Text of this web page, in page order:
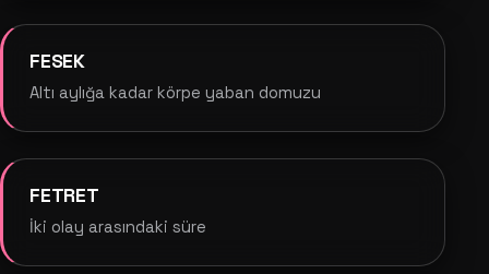
FESEK
Altı aylığa kadar körpe yaban domuzu
FETRET
İki olay arasındaki süre